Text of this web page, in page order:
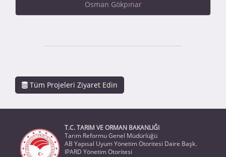
Osman Gökpınar
Tüm Projeleri Ziyaret Edin
T.C. TARIM VE ORMAN BAKANLIĞI
Tarım Reformu Genel Müdürlüğü
AB Yapısal Uyum Yönetim Otoritesi Daire Başk.
IPARD Yönetim Otoritesi